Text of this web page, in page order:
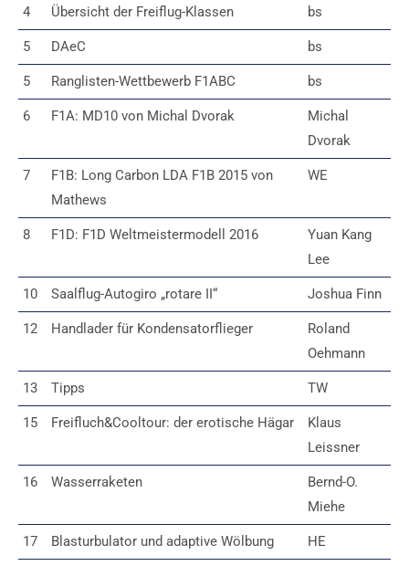
4 Übersicht der Freiflug-Klassen bs
5 DAeC bs
5 Ranglisten-Wettbewerb F1ABC bs
6 F1A: MD10 von Michal Dvorak
Michal
Dvorak
7
F1B: Long Carbon LDA F1B 2015 von
Mathews
WE
8 F1D: F1D Weltmeistermodell 2016
Yuan Kang
Lee
10 Saalflug-Autogiro „rotare II“ Joshua Finn
12 Handlader für Kondensatorflieger
Roland
Oehmann
13 Tipps TW
15 Freifluch&Cooltour: der erotische Hägar
Klaus
Leissner
16 Wasserraketen
Bernd-O.
Miehe
17 Blasturbulator und adaptive Wölbung HE